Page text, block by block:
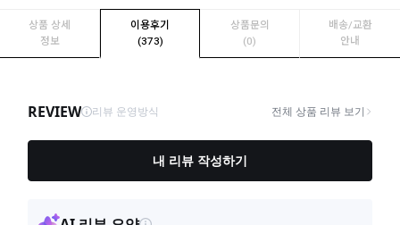
상품 상세
정보
이용후기
(373)
상품문의
(0)
배송/교환
안내